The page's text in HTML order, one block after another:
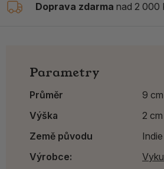
Doprava zdarma nad 2 000
Parametry
Průměr
9 cm
Výška
2 cm
Země původu
Indie
Výrobce: